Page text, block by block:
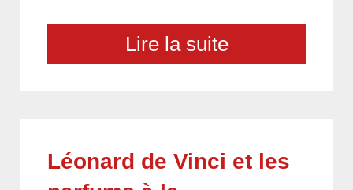
Lire la suite
Léonard de Vinci et les